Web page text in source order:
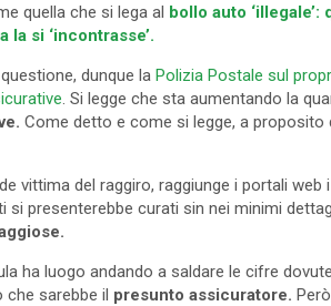
quella che si lega al bollo auto
si ‘incontrasse’.
dunque la Polizia Postale sul
. Si legge che sta aumentando la
Come detto e come si legge, a proposito
vittima del raggiro, raggiunge i portali web i
si presenterebbe curati sin nei minimi
ha luogo andando a saldare le cifre
che sarebbe il presunto assicuratore.